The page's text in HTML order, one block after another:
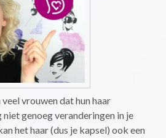
vrouwen dat hun haar
genoeg veranderingen in je
het haar (dus je kapsel) ook een